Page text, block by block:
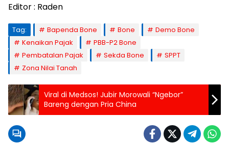
Editor : Raden
Tag: Bapenda Bone Bone
Demo Bone
Kenaikan Pajak
PBB-P2 Bone
Pembatalan Pajak
Sekda Bone
SPPT
Zona Nilai Tanah
Viral di Medsos! Jubir Morowali “Ngebor”
Bareng dengan Pria China